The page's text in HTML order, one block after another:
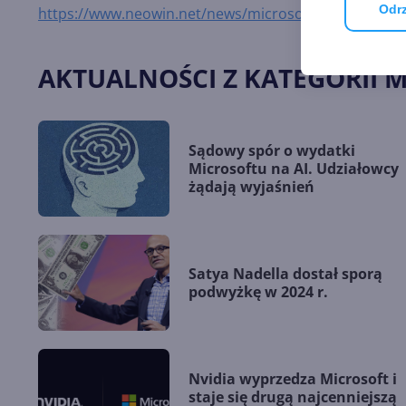
https://www.neowin.net/news/microsoft-hololens-
AKTUALNOŚCI Z KATEGORII
Sądowy spór o wydatki
Microsoftu na AI. Udziałowcy
żądają wyjaśnień
Satya Nadella dostał sporą
podwyżkę w 2024 r.
Nvidia wyprzedza Microsoft i
staje się drugą najcenniejszą